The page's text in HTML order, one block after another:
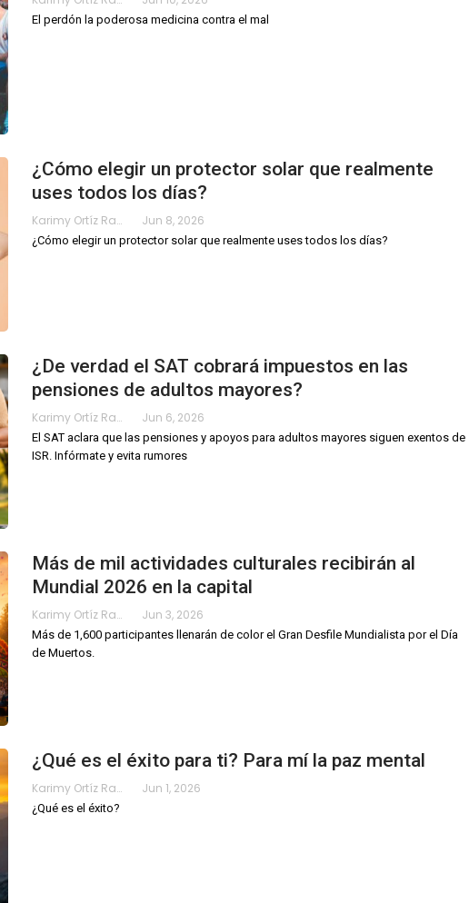
El perdón la poderosa medicina contra el mal
¿Cómo elegir un protector solar que realmente
uses todos los días?
Karimy Ortíz Ramos Jun 8, 2026
¿Cómo elegir un protector solar que realmente uses todos los días?
¿De verdad el SAT cobrará impuestos en las
pensiones de adultos mayores?
Karimy Ortíz Ramos Jun 6, 2026
El SAT aclara que las pensiones y apoyos para adultos mayores siguen exentos de
ISR. Infórmate y evita rumores
Más de mil actividades culturales recibirán al
Mundial 2026 en la capital
Karimy Ortíz Ramos Jun 3, 2026
Más de 1,600 participantes llenarán de color el Gran Desfile Mundialista por el Día
de Muertos.
¿Qué es el éxito para ti? Para mí la paz mental
Karimy Ortíz Ramos Jun 1, 2026
¿Qué es el éxito?